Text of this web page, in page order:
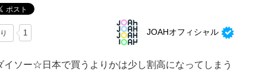
1 JOAHオフィシャル
ソー☆日本で買うよりかは少し割高になってしまう